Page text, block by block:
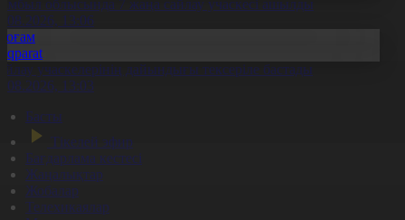
облысында 7 жаңа сайлау учаскесі ашылды
13:06
учаскелерінің дайындығы тексеріле бастады
13:03
Басты
Тікелей эфир
Бағдарлама кестесі
Жаңалықтар
Жобалар
Телехикаялар